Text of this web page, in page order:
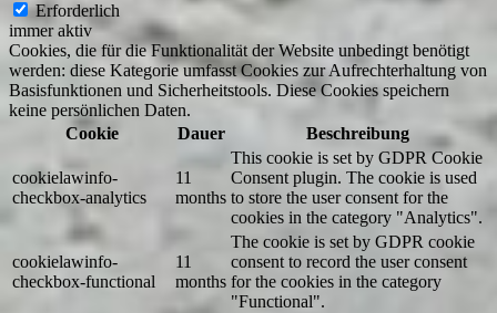
Erforderlich
immer aktiv
Cookies, die für die Funktionalität der Website unbedingt benötigt
werden: diese Kategorie umfasst Cookies zur Aufrechterhaltung von
Basisfunktionen und Sicherheitstools. Diese Cookies speichern
keine persönlichen Daten.
Cookie
Dauer Beschreibung
cookielawinfo-
checkbox-analytics
11
months
This cookie is set by GDPR Cookie
Consent plugin. The cookie is used
to store the user consent for the
cookies in the category "Analytics".
cookielawinfo-
checkbox-functional
11
months
The cookie is set by GDPR cookie
consent to record the user consent
for the cookies in the category
"Functional".